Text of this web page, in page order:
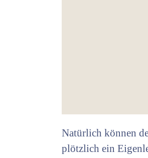
Natürlich können
plötzlich ein